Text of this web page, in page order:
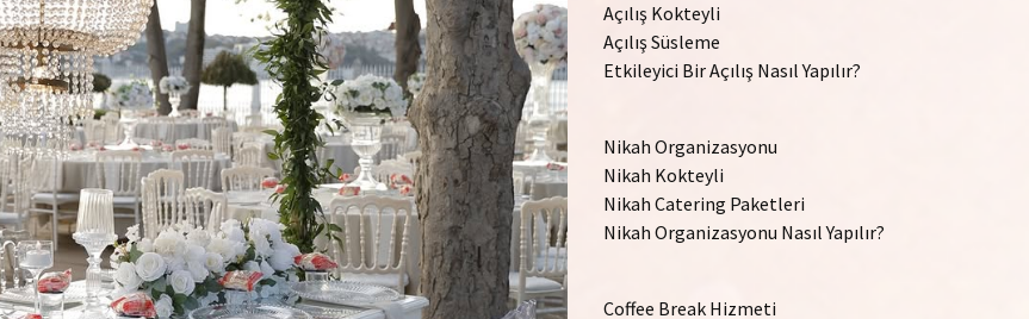
Açılış Kokteyli
Açılış Süsleme
Etkileyici Bir Açılış Nasıl Yapılır?
Nikah Organizasyonu
Nikah Kokteyli
Nikah Catering Paketleri
Nikah Organizasyonu Nasıl Yapılır?
Coffee Break Hizmeti